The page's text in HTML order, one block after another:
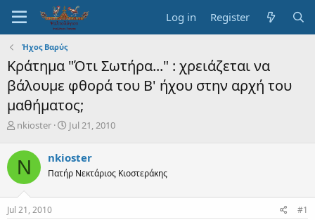
Log in Register
Ήχος Βαρύς
Κράτημα "Ότι Σωτήρα..." : χρειάζεται να
βάλουμε φθορά του Β' ήχου στην αρχή του
μαθήματος;
T
r
e
a
d
s
t
nkioster
S
r
t
a
Jul 21, 2010
N nkioster
Πατήρ Νεκτάριος Κιοστεράκης
Jul 21, 2010 #1